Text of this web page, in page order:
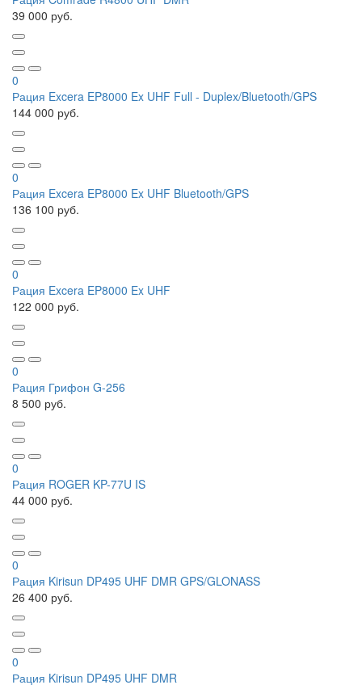
39 000 руб.
0
Рация Excera EP8000 Ex UHF Full - Duplex/Bluetooth/GPS
144 000 руб.
0
Рация Excera EP8000 Ex UHF Bluetooth/GPS
136 100 руб.
0
Рация Excera EP8000 Ex UHF
122 000 руб.
0
Рация Грифон G-256
8 500 руб.
0
Рация ROGER KP-77U IS
44 000 руб.
0
Рация Kirisun DP495 UHF DMR GPS/GLONASS
26 400 руб.
0
Рация Kirisun DP495 UHF DMR